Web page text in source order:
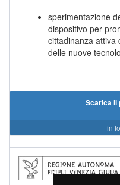
sperimentazione
dispositivo per
cittadinanza attiva
delle nuove
Scarica il
in